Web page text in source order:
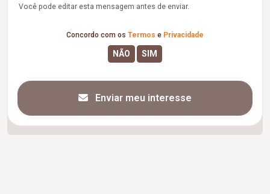
Você pode editar esta mensagem antes de enviar.
Concordo com os Termos e Privacidade
Enviar meu interesse